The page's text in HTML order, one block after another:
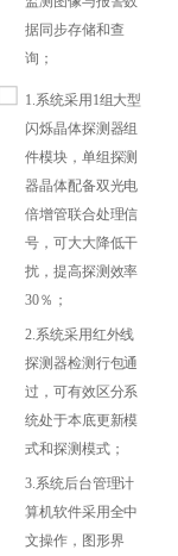
据同步存储和查
询；
1.系统采用1组大型
闪烁晶体探测器组
件模块，单组探测
器晶体配备双光电
倍增管联合处理信
号，可大大降低干
扰，提高探测效率
30％；
2.系统采用红外线
探测器检测行包通
过，可有效区分系
统处于本底更新模
式和探测模式；
3.系统后台管理计
算机软件采用全中
文操作，图形界